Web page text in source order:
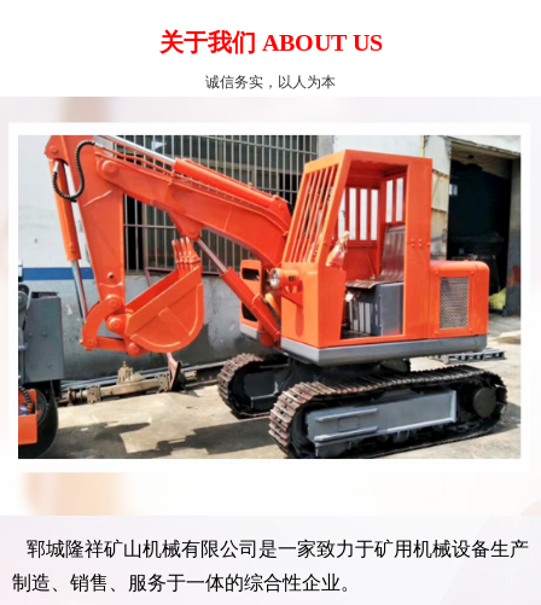
关于我们 ABOUT US
诚信务实，以人为本
郓城隆祥矿山机械有限公司是一家致力于矿用机械设备生产
制造、销售、服务于一体的综合性企业。